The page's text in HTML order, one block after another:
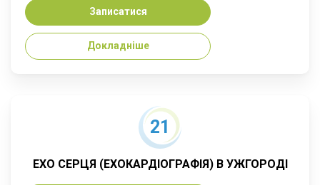
Записатися
Докладніше
21
ЕХО СЕРЦЯ (ЕХОКАРДІОГРАФІЯ) В УЖГОРОДІ